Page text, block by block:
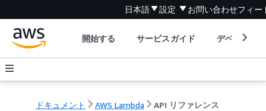
日本語 設定 お問い合わせフィー
開始する サービスガイド デベロッパ
ドキュメント AWS Lambda API リファレンス